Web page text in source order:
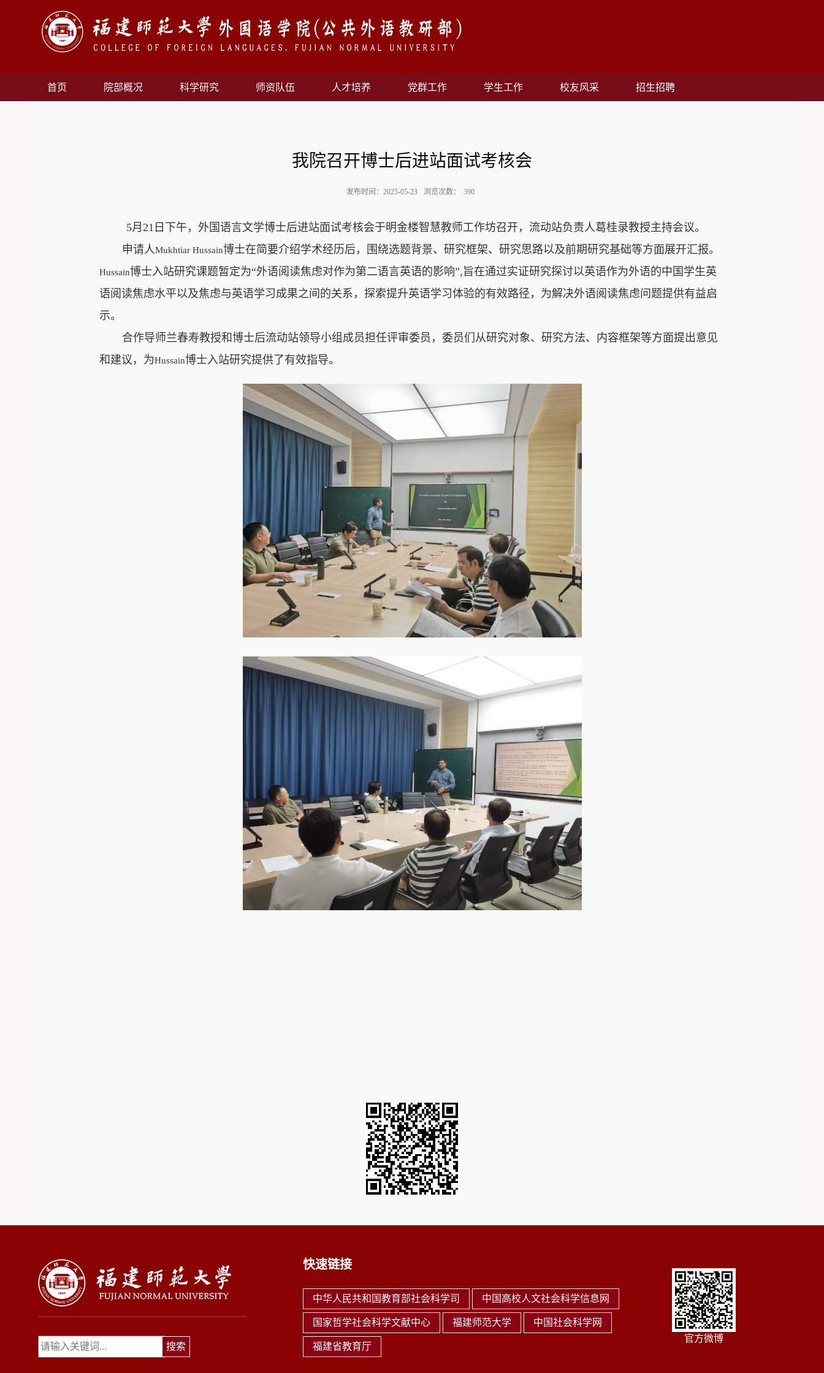
首页 院部概况 科学研究 师资队伍 人才培养 党群工作 学生工作 校友风采 招生招聘
我院召开博士后进站面试考核会
发布时间：2025-05-23 浏览次数： 390
5月 21 日下午，外国语言文学博士后进站面试考核会于明金楼智慧教师工作坊召开，流动站负责人葛桂录教授主持会议。
申请人Mukhtiar Hussain博士在简要介绍学术经历后，围绕选题背景、研究框架、研究思路以及前期研究基础等方面展开汇报。
Hussain博士入站研究课题暂定为“外语阅读焦虑对作为第二语言英语的影响”,旨在通过实证研究探讨以英语作为外语的中 国 学生英
语阅读焦虑水平以及焦虑与英语学习成果之间的关系， 探索提升英语学习体验的有效路径， 为解决外语阅读焦虑问题提供有益启
示。
合作导师兰春寿教授和博士后流动站领导小组成员担任评审委员，委员们从研究对象、研究方法、内容框架等方面提出意见
和建议，为Hussain博士入站研究提供了有效指导。
快速链接
中华人民共和国教育部社会科学司 中国高校人文社会科学信息网
国家哲学社会科学文献中心 福建师范大学 中国社会科学网
福建省教育厅
官方微博